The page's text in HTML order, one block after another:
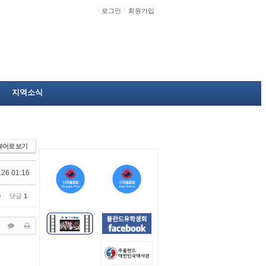
로그인 회원가입
지역소식
어로 보기
01:16
댓글 1